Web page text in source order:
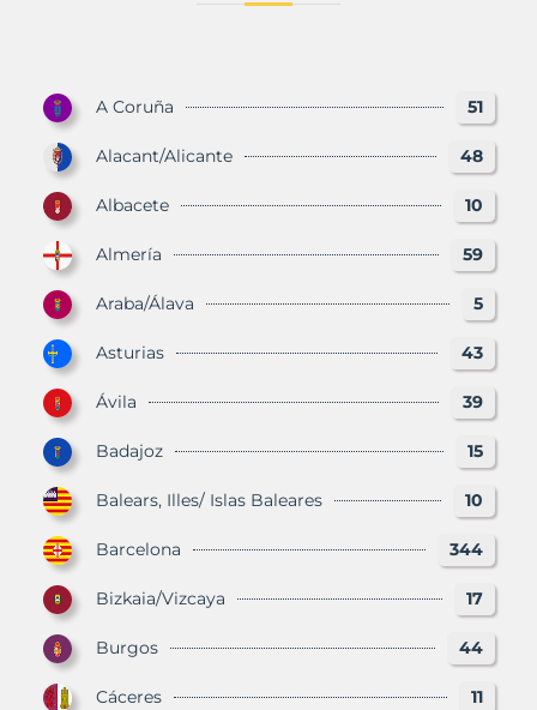
A Coruña 51
Alacant/Alicante 48
Albacete 10
Almería 59
Araba/Álava 5
Asturias 43
Ávila 39
Badajoz 15
Balears, Illes/ Islas Baleares 10
Barcelona 344
Bizkaia/Vizcaya 17
Burgos 44
Cáceres 11